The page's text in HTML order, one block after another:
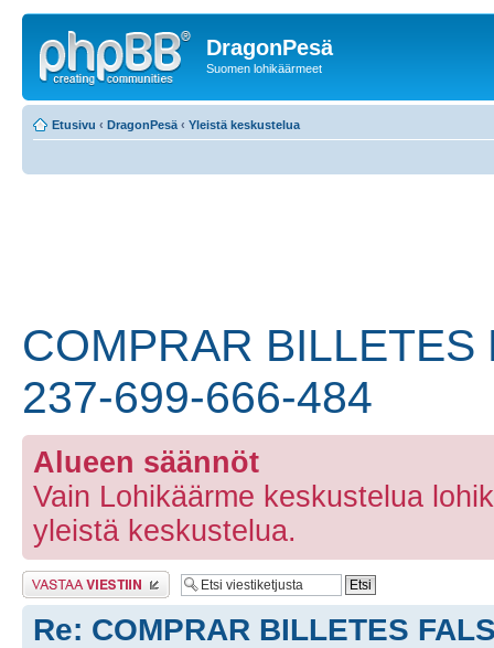
DragonPesä
Suomen lohikäärmeet
Etusivu ‹ DragonPesä ‹ Yleistä keskustelua
COMPRAR BILLETES
237-699-666-484
Alueen säännöt
Vain Lohikäärme keskustelua
yleistä keskustelua.
Lähetä vastaus
Re: COMPRAR BILLETES